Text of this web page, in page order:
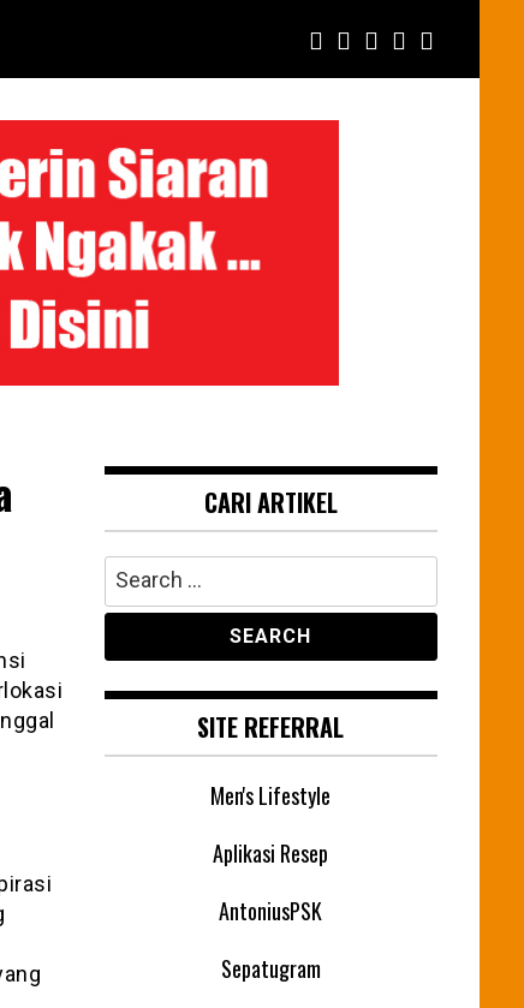
CARI ARTIKEL
Search
for:
SITE REFERRAL
Men's Lifestyle
Aplikasi Resep
AntoniusPSK
Sepatugram